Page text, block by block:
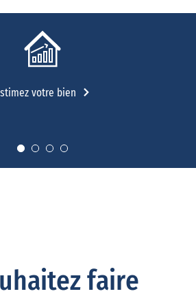
votre bien
faire